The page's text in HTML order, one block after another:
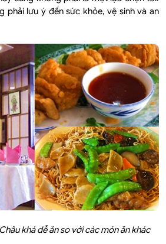
phải lưu ý đến sức khỏe, vệ sinh và an
khá dễ ăn so với các món ăn khác